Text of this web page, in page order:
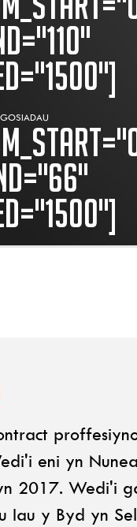
eni yn
2017. Wedi'i
Iau y Byd yn